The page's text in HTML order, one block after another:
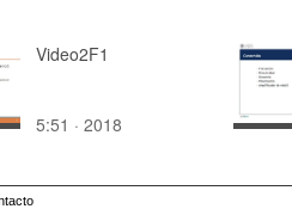
Video2F1
5:51 · 2018